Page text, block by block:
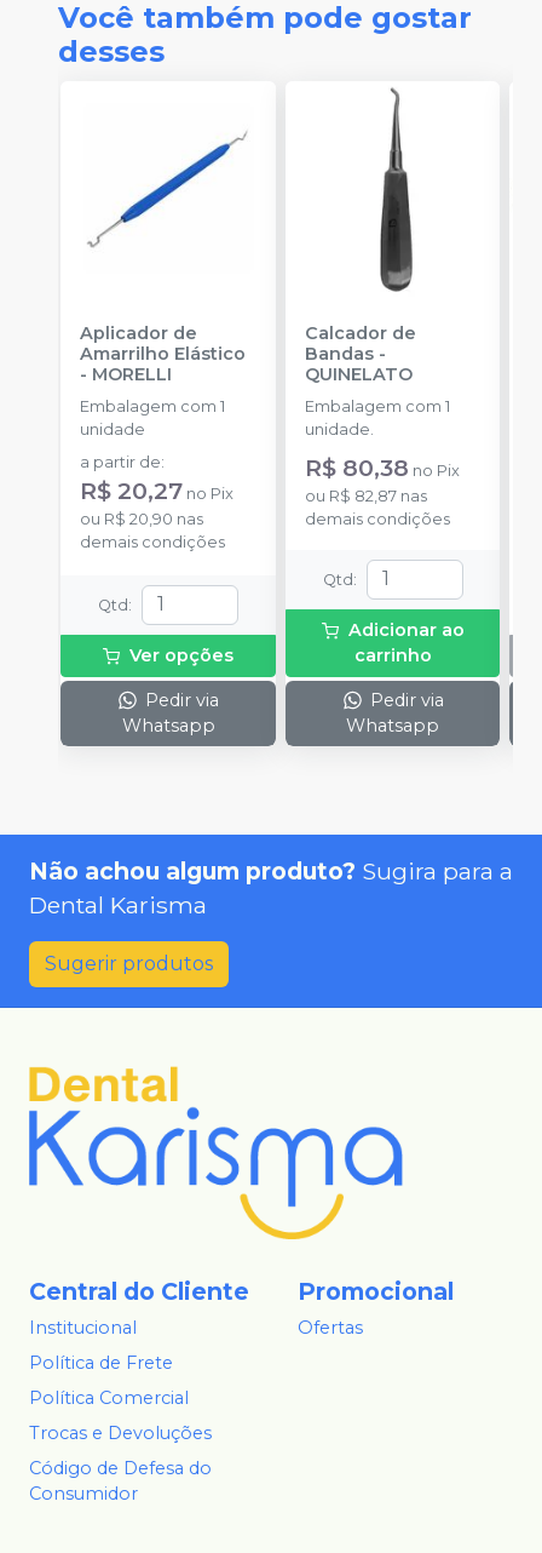
Você também pode gostar
desses
Aplicador de
Amarrilho Elástico
- MORELLI
Embalagem com 1
unidade
a partir de:
R$ 20,27 no Pix
ou R$ 20,90 nas
demais condições
Qtd :
Ver opções
Pedir via
Whatsapp
Calcador de
Bandas-
QUINELATO
Embalagem com 1
unidade.
R$ 80,38 no Pix
ou R$ 82,87nas
demais condições
Qtd :
Adicionar ao
carrinho
Pedir via
Whatsapp
Não achou algum produto? Sugira para a
Dental Karisma
Sugerir produtos
Central do Cliente
Institucional
Política de Frete
Política Comercial
Trocas e Devoluções
Código de Defesa do
Consumidor
Promocional
Ofertas